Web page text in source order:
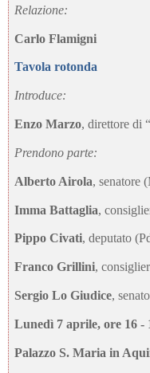
Relazione:
Carlo Flamigni
Tavola rotonda
Introduce:
Enzo Marzo, direttore di
Prendono parte:
Alberto Airola, senatore
Imma Battaglia,
Pippo Civati, deputato
Franco Grillini,
Sergio Lo Giudice,
Lunedì 7 aprile, ore 16 -
Palazzo S. Maria in